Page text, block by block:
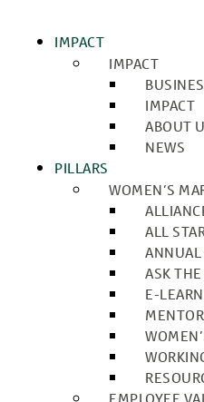
IMPACT
IMPACT
IMPACT
ABOUT
NEWS
PILLARS
WOMEN’S
ALL
ASK
E-